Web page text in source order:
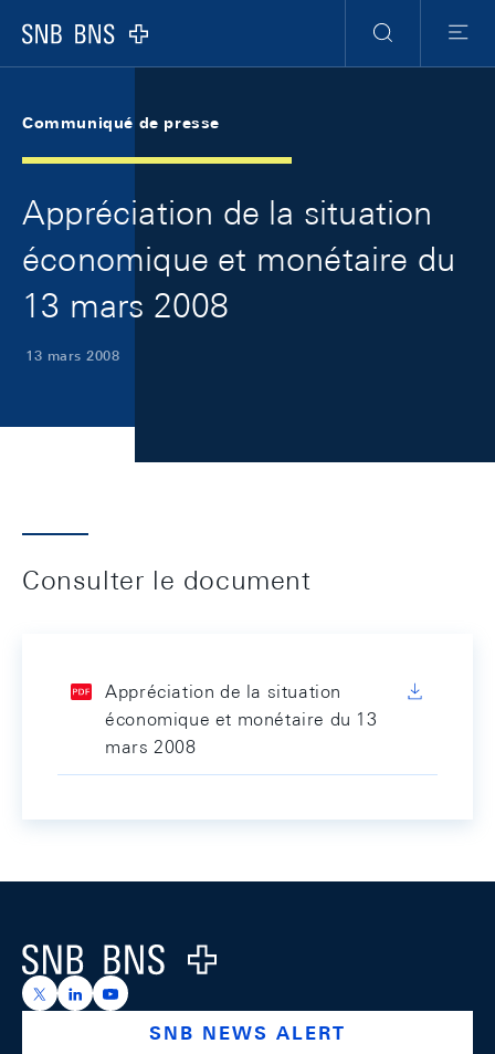
Logo
RechercheMenu
Communiqué de presse
Appréciation de la situation
économique et monétaire du
13 mars 2008
13 mars 2008
Consulter le document
Appréciation de la situation
économique et monétaire du 13
mars 2008
Logo
https://x.com/snb_bns
https://ch.linkedin.com/company/swiss-national-
https://www.youtube.com/@swissnationalbank
SNB NEWS ALERT